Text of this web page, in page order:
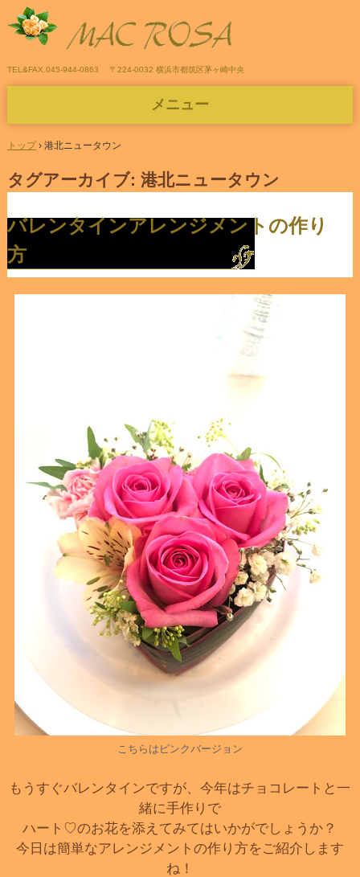
TEL&FAX.045-944-0863 〒224-0032 横浜市都筑区茅ヶ崎中央
メニュー
ン
ン
ツ
ス
キ
ッ
プ
トップ › 港北ニュータウン
タグアーカイブ: 港北ニュータウン
バレンタインアレンジメントの作り
方
こちらはピンクバージョン
もうすぐバレンタインですが、今年はチョコレートと一
緒に手作りで
ハート♡のお花を添えてみてはいかがでしょうか？
今日は簡単なアレンジメントの作り方をご紹介します
ね！